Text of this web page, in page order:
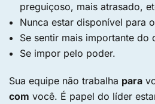
preguiçoso, mais atrasado,
Nunca estar disponível para
Se sentir mais importante do
Se impor pelo poder.
Sua equipe não trabalha para
com você. É papel do líder